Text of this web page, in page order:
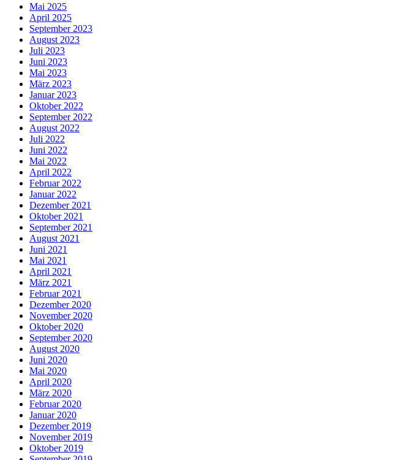
Mai 2025
April 2025
September 2023
August 2023
Juli 2023
Juni 2023
Mai 2023
März 2023
Januar 2023
Oktober 2022
September 2022
August 2022
Juli 2022
Juni 2022
Mai 2022
April 2022
Februar 2022
Januar 2022
Dezember 2021
Oktober 2021
September 2021
August 2021
Juni 2021
Mai 2021
April 2021
März 2021
Februar 2021
Dezember 2020
November 2020
Oktober 2020
September 2020
August 2020
Juni 2020
Mai 2020
April 2020
März 2020
Februar 2020
Januar 2020
Dezember 2019
November 2019
Oktober 2019